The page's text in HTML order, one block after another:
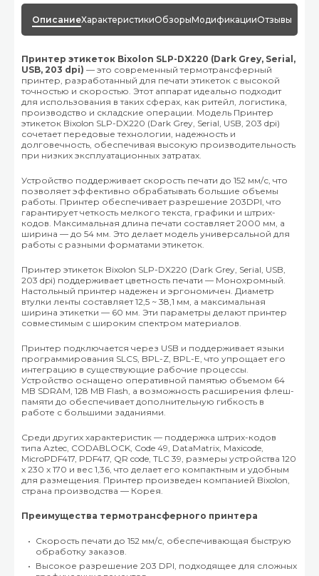
ОписаниеХарактеристикиОбзорыМодификацииОтзывы
Принтер этикеток Bixolon SLP-DX220 (Dark Grey, Serial,
USB, 203 dpi) — это современный термотрансферный
принтер, разработанный для печати этикеток с высокой
точностью и скоростью. Этот аппарат идеально подходит
для использования в таких сферах, как ритейл, логистика,
производство и складские операции. Модель Принтер
этикеток Bixolon SLP-DX220 (Dark Grey, Serial, USB, 203 dpi)
сочетает передовые технологии, надежность и
долговечность, обеспечивая высокую производительность
при низких эксплуатационных затратах.
Устройство поддерживает скорость печати до 152 мм/с, что
позволяет эффективно обрабатывать большие объемы
работы. Принтер обеспечивает разрешение 203DPI, что
гарантирует четкость мелкого текста, графики и штрих-
кодов. Максимальная длина печати составляет 2000 мм, а
ширина — до 54 мм. Это делает модель универсальной для
работы с разными форматами этикеток.
Принтер этикеток Bixolon SLP-DX220 (Dark Grey, Serial, USB,
203 dpi) поддерживает цветность печати — Монохромный.
Настольный принтер надежен и эргономичен. Диаметр
втулки ленты составляет 12,5 ~ 38,1 мм, а максимальная
ширина этикетки — 60 мм. Эти параметры делают принтер
совместимым с широким спектром материалов.
Принтер подключается через USB и поддерживает языки
программирования SLCS, BPL-Z, BPL-E, что упрощает его
интеграцию в существующие рабочие процессы.
Устройство оснащено оперативной памятью объемом 64
MB SDRAM, 128 MB Flash, а возможность расширения флеш-
памяти до обеспечивает дополнительную гибкость в
работе с большими заданиями.
Среди других характеристик — поддержка штрих-кодов
типа Aztec, CODABLOCK, Code 49, DataMatrix, Maxicode,
MicroPDF417, PDF417, QR code, TLC 39, размеры устройства 120
x 230 x 170 и вес 1,36, что делает его компактным и удобным
для размещения. Принтер произведен компанией Bixolon,
страна производства — Корея.
Преимущества термотрансферного принтера
Скорость печати до 152 мм/с, обеспечивающая быструю
обработку заказов.
Высокое разрешение 203 DPI, подходящее для сложных